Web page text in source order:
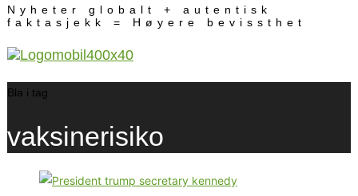
Nyheter globalt + autentisk
faktasjekk = Høyere bevissthet
Bla i tag
vaksinerisiko